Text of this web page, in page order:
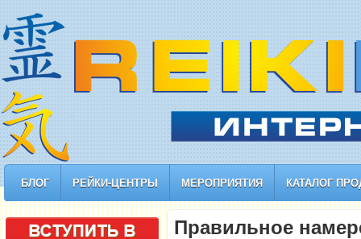
БЛОГ РЕЙКИ-ЦЕНТРЫ МЕРОПРИЯТИЯ КАТАЛОГ
Правильное